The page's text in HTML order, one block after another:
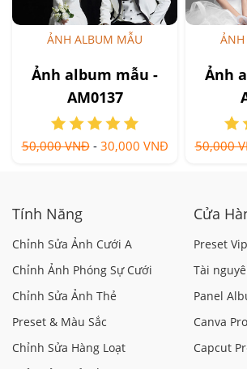
ẢNH ALBUM MẪU
Ảnh album mẫu -
AM0137
50,000 VNĐ- 30,000 VNĐ
Ảnh
50,000
Tính Năng
Chỉnh Sửa Ảnh Cưới A
Chỉnh Ảnh Phóng Sự Cưới
Chỉnh Sửa Ảnh Thẻ
Preset & Màu Sắc
Chỉnh Sửa Hàng Loạt
Cửa
Preset Vip
Tài
Panel
Canva Pro
Capcut